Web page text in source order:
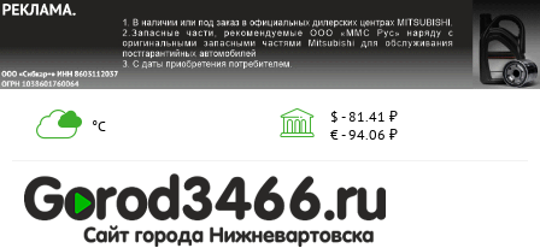
°С
$ - 81.41 ₽
€ - 94.06 ₽